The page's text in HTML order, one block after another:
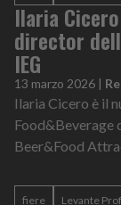
Ilaria
director
IEG
13 marzo 2026 |
Ilaria Cicero è il
Food&Beverage
Beer&Food
fiere Levante Prof